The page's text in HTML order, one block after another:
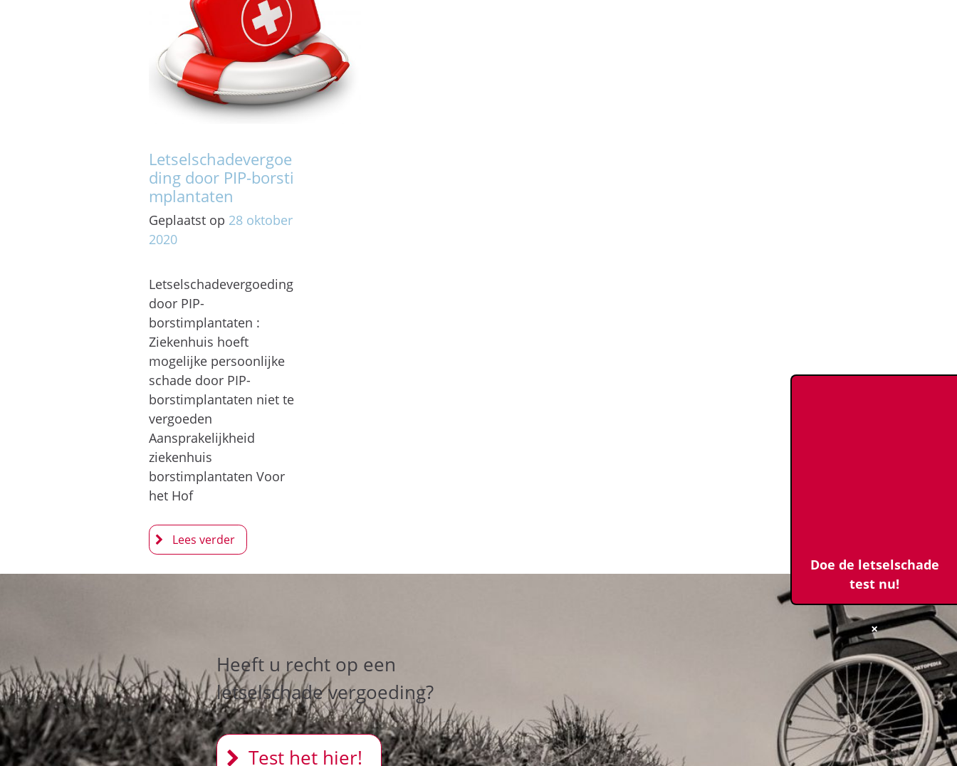
Letselschadevergoe
ding door PIP-borsti
mplantaten
Geplaatst op 28 oktober
2020
Letselschadevergoeding
door PIP-
borstimplantaten :
Ziekenhuis hoeft
mogelijke persoonlijke
schade door PIP-
borstimplantaten niet te
vergoeden
Aansprakelijkheid
ziekenhuis
borstimplantaten Voor
het Hof
Heeft u recht op een
letselschade vergoeding?
Test het hier!
Doe de letselschade
test nu!
×